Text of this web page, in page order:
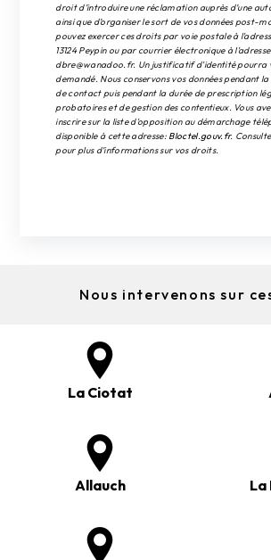
droit d’introduire une réclamation auprès d’une
ainsi que d’organiser le sort de vos données post-
pouvez exercer ces droits par voie postale à
13124 Peypin ou par courrier électronique à l'adresse
dbre@wanadoo.fr. Un justificatif d'identité pourra
demandé. Nous conservons vos données pendant
de contact puis pendant la durée de prescription
probatoires et de gestion des contentieux. Vous
inscrire sur la liste d'opposition au démarchage
disponible à cette adresse: Bloctel.gouv.fr.
pour plus d’informations sur vos droits.
Nous intervenons sur
La Ciotat
Allauch La